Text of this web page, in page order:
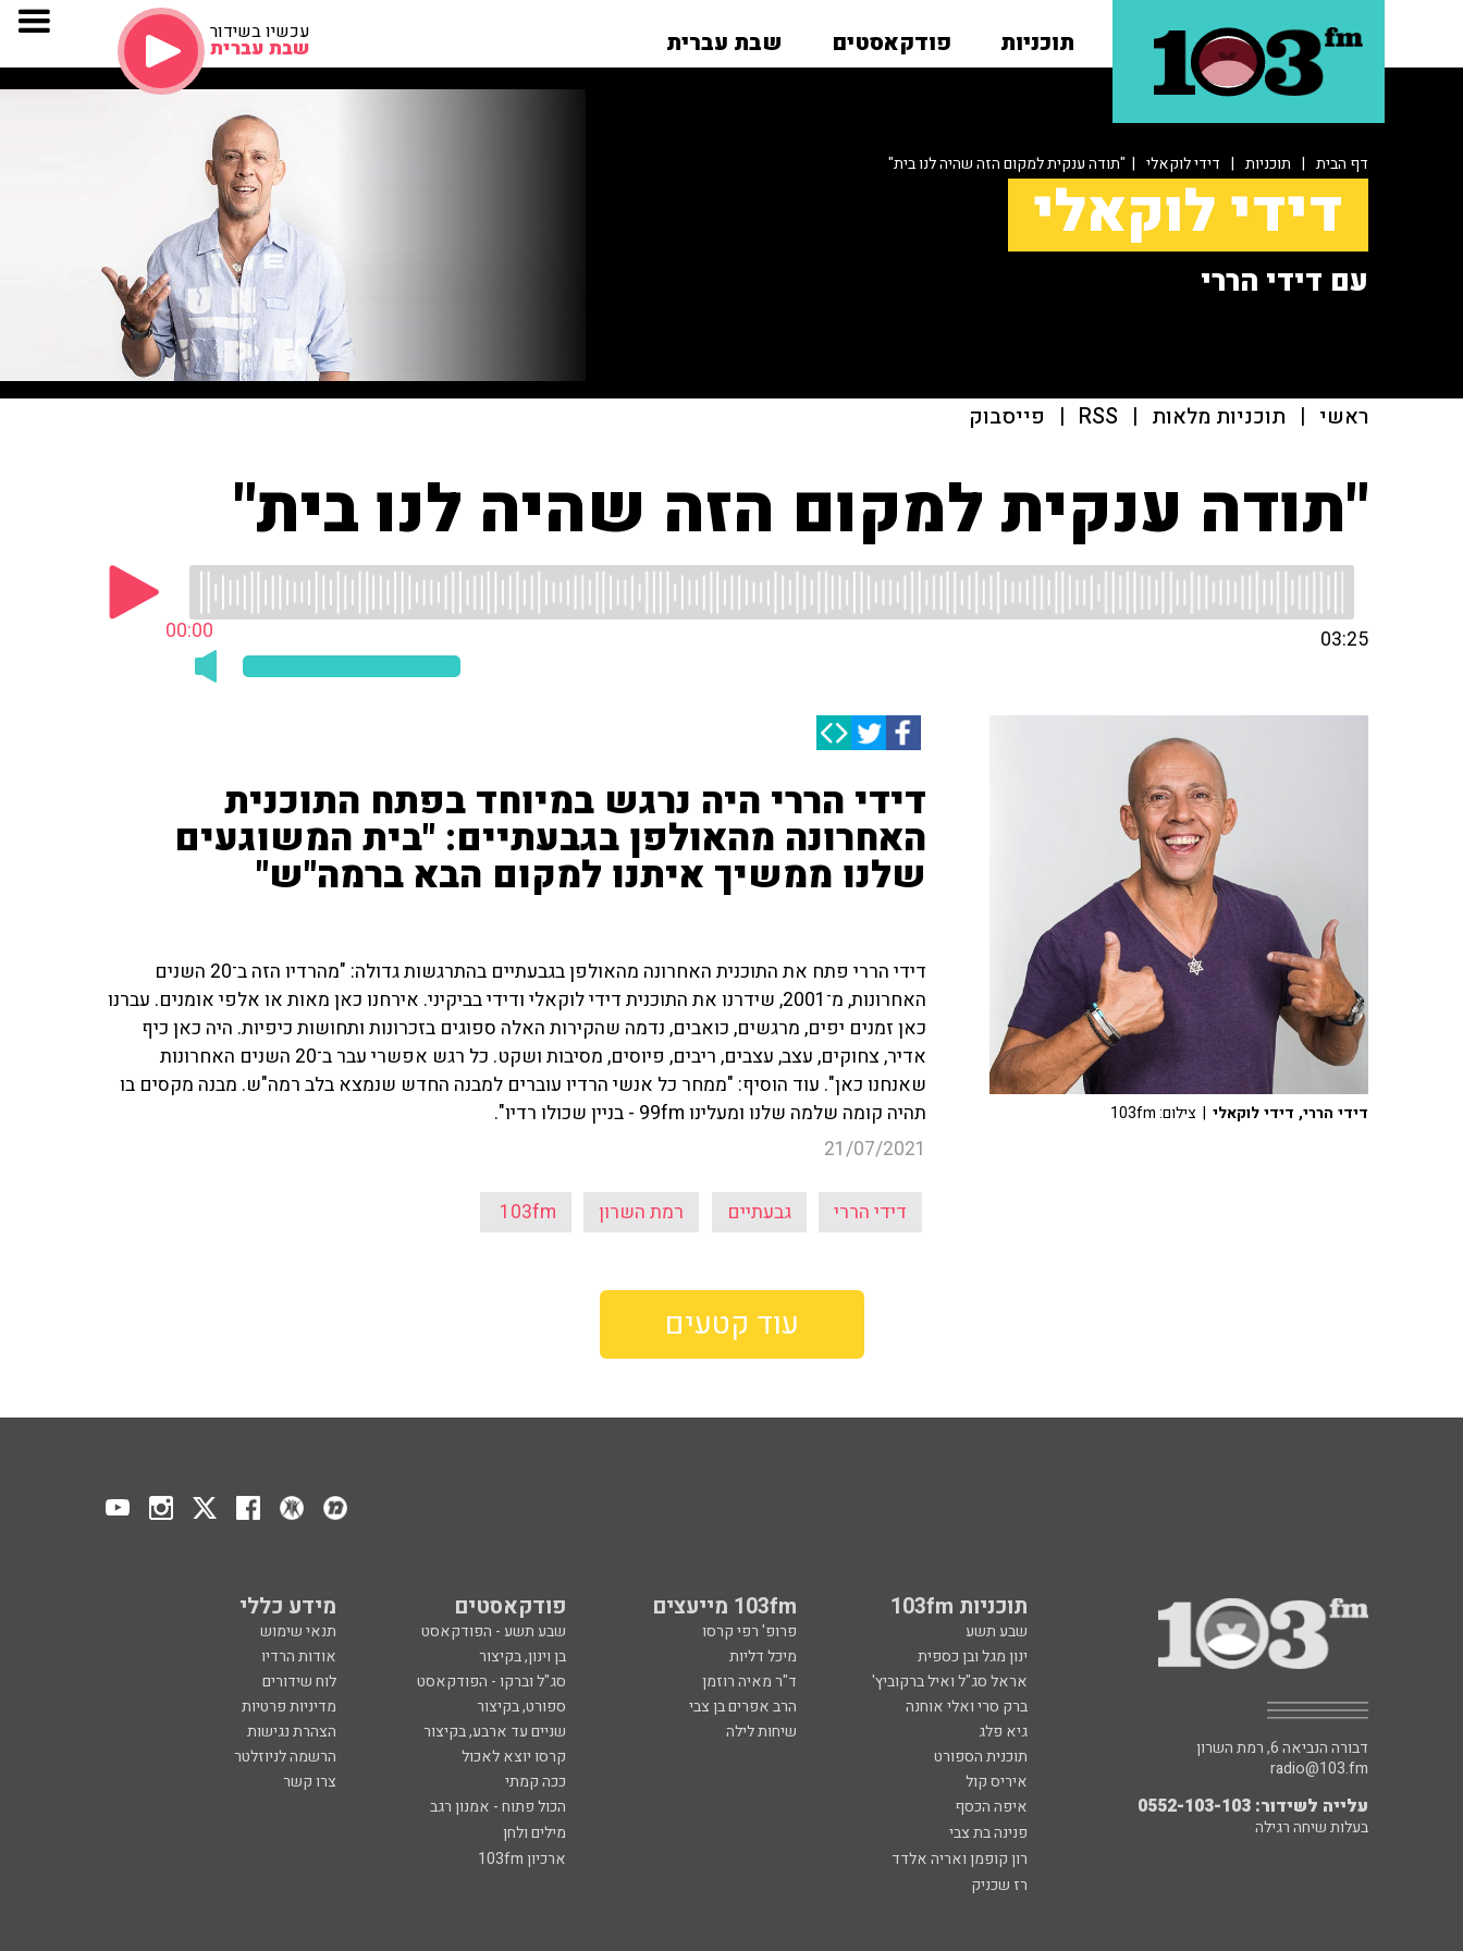
תוכניות פודקאסטים שבת עברית עכשיו בשידור
שבת עברית
דף הבית | תוכניות | דידי לוקאלי | "תודה ענקית למקום הזה שהיה לנו בית"
דידי לוקאלי
עם דידי הררי
ראשי | תוכניות מלאות |
RSS
| פייסבוק
"תודה ענקית למקום הזה שהיה לנו בית"
00:00 03:25
דידי הררי היה נרגש במיוחד בפתח התוכנית
האחרונה מהאולפן בגבעתיים: "בית המשוגעים
שלנו ממשיך איתנו למקום הבא ברמה"ש"
דידי הררי פתח את התוכנית האחרונה מהאולפן בגבעתיים בהתרגשות גדולה: "מהרדיו הזה ב־20 השנים
האחרונות, מ־2001, שידרנו את התוכנית דידי לוקאלי ודידי בביקיני. אירחנו כאן מאות או אלפי אומנים. עברנו
כאן זמנים יפים, מרגשים, כואבים, נדמה שהקירות האלה ספוגים בזכרונות ותחושות כיפיות. היה כאן כיף
אדיר, צחוקים, עצב, עצבים, ריבים, פיוסים, מסיבות ושקט. כל רגש אפשרי עבר ב־20 השנים האחרונות
שאנחנו כאן". עוד הוסיף: "ממחר כל אנשי הרדיו עוברים למבנה החדש שנמצא בלב רמה"ש. מבנה מקסים בו
תהיה קומה שלמה שלנו ומעלינו 99fm - בניין שכולו רדיו".
21/07/2021
דידי הררי גבעתיים רמת השרון 103fm
דידי הררי, דידי לוקאלי | צילום: 103fm
עוד קטעים
תוכניות 103fm 103fm מייעצים פודקאסטים מידע כללי
שבע תשע פרופ' רפי קרסו שבע תשע - הפודקאסט
תנאי שימוש
ינון מגל ובן כספית
מיכל דליות בן וינון, בקיצור
אודות הרדיו
אראל סג"ל ואיל ברקוביץ'
ד"ר מאיה רוזמן סג"ל וברקו - הפודקאסט
לוח שידורים
ברק סרי ואלי אוחנה
הרב אפרים בן צבי ספורט, בקיצור
מדיניות פרטיות
גיא פלג
שיחות לילה שניים עד ארבע, בקיצור
הצהרת נגישות
תוכנית הספורט
קרסו יוצא לאכול
הרשמה לניוזלטר
איריס קול
ככה קמתי
צרו קשר
איפה הכסף
הכול פתוח - אמנון רגב
פנינה בת צבי
מילים ולחן
רון קופמן ואריה אלדד
ארכיון 103fm
רז שכניק
דבורה הנביאה 6, רמת השרון
radio@103.fm
עלייה לשידור: 0552-103-103
בעלות שיחה רגילה